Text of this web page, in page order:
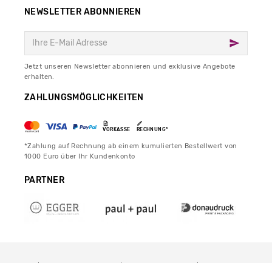
NEWSLETTER ABONNIEREN
Jetzt unseren Newsletter abonnieren und exklusive Angebote
erhalten.
ZAHLUNGSMÖGLICHKEITEN
VORKASSE RECHNUNG*
*Zahlung auf Rechnung ab einem kumulierten Bestellwert von
1000 Euro über Ihr Kundenkonto
PARTNER